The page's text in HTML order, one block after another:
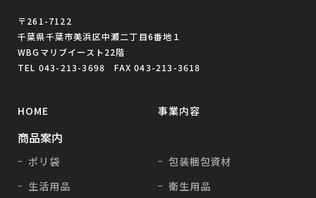
〒261-7122
千葉県千葉市美浜区中瀬二丁目6番地１
WBGマリブイースト22階
TEL 043-213-3698 FAX 043-213-3618
HOME 事業内容
商品案内
ポリ袋
包装梱包資材
生活用品
衛生用品